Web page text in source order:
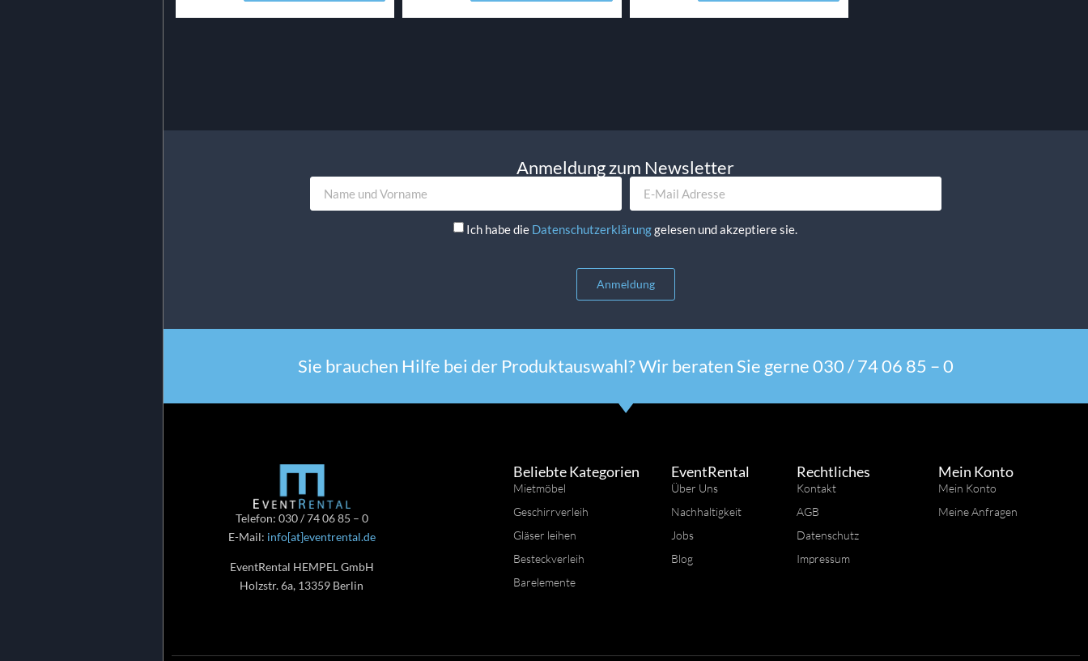
Anmeldung zum Newsletter
Ich habe die Datenschutzerklärunggelesen und akzeptiere sie.
Anmeldung
Sie brauchen Hilfe bei der Produktauswahl? Wir beraten Sie gerne 030 / 74 06 85 – 0
Telefon: 030 / 74 06 85 – 0
E-Mail: info[at]eventrental.de
EventRental HEMPEL GmbH
Holzstr. 6a, 13359 Berlin
Beliebte Kategorien
Mietmöbel
Geschirrverleih
Gläser leihen
Besteckverleih
Barelemente
EventRental
Über Uns
Nachhaltigkeit
Jobs
Blog
Rechtliches
Kontakt
AGB
Datenschutz
Impressum
Mein Konto
Mein Konto
Meine Anfragen